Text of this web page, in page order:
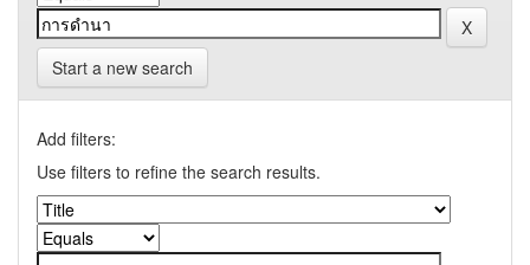
Start a new search
Add filters:
Use filters to refine the search results.